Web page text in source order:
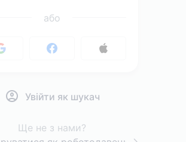
або
Увійти як шукач
Ще не з нами?